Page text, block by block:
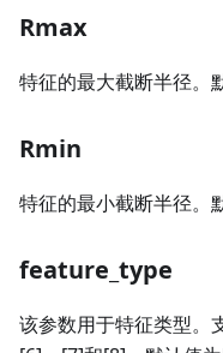
Rmax
特征的最大截断半径。
Rmin
特征的最小截断半径。
feature_type
该参数用于特征类型。